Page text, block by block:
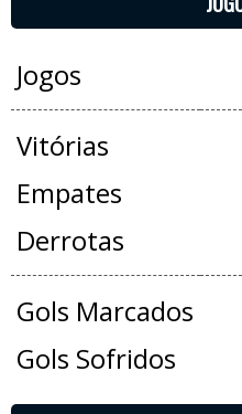
Jogos
Vitórias
Empates
Derrotas
Gols Marcados
Gols Sofridos